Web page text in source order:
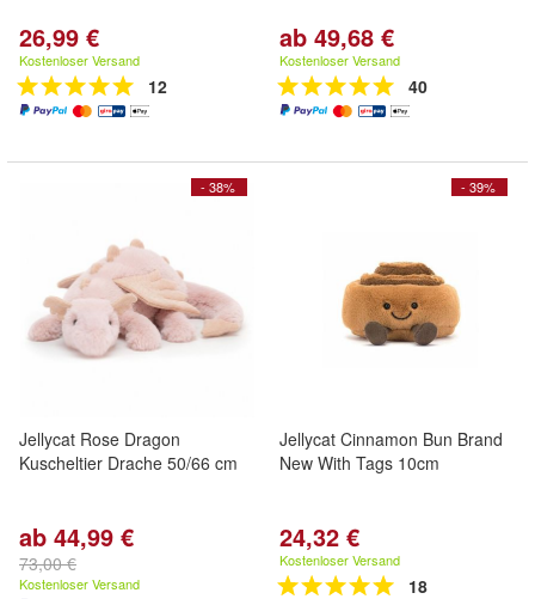
26,99 €
Kostenloser Versand
12
ab 49,68 €
Kostenloser Versand
40
- 38%
Jellycat Rose Dragon
Kuscheltier Drache 50/66 cm
ab 44,99 €
73,00 €
Kostenloser Versand
- 39%
Jellycat Cinnamon Bun Brand
New With Tags 10cm
24,32 €
Kostenloser Versand
18